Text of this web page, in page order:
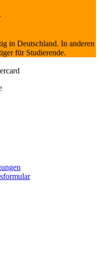
in Deutschland. In anderen
für Studierende.